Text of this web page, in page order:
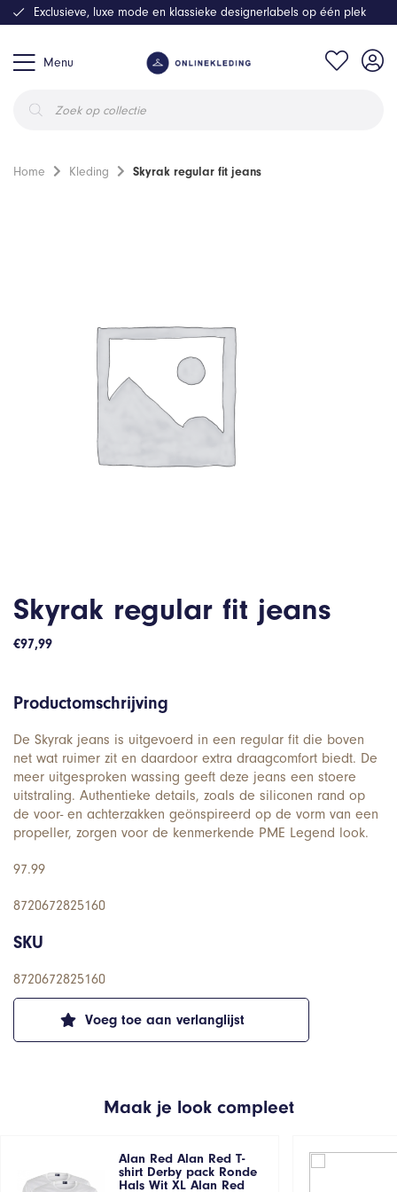
Menu
zoeken
Exclusieve, luxe mode en klassieke designerlabels op één plek
Home Kleding Skyrak regular fit jeans
Skyrak regular fit jeans
€97,99
Voeg toe aan verlanglijst
Productomschrijving
De Skyrak jeans is uitgevoerd in een regular fit die boven
net wat ruimer zit en daardoor extra draagcomfort biedt. De
meer uitgesproken wassing geeft deze jeans een stoere
uitstraling. Authentieke details, zoals de siliconen rand op
de voor- en achterzakken geönspireerd op de vorm van een
propeller, zorgen voor de kenmerkende PME Legend look.
97.99
8720672825160
SKU
8720672825160
Maak je look compleet
Alan Red Alan Red T-
shirt Derby pack Ronde
Hals Wit XL Alan Red